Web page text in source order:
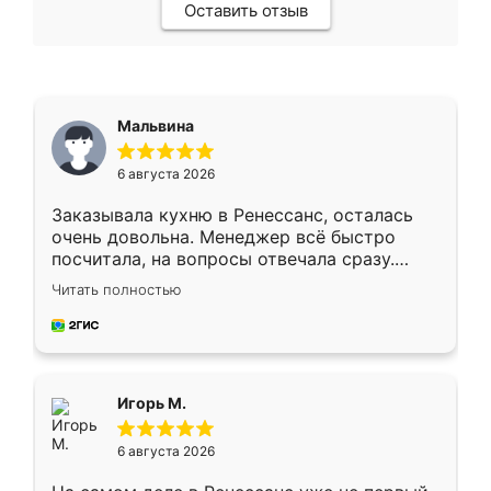
Оставить отзыв
Мальвина
6 августа 2026
Заказывала кухню в Ренессанс, осталась
очень довольна. Менеджер всё быстро
посчитала, на вопросы отвечала сразу.
Замерщик приехал в субботу, подошёл к
делу со всей ответственностью. Собрали
за день, ребята работали аккуратно, даже
Читать полностью
Игорь М.
6 августа 2026